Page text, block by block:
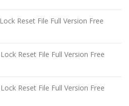
Reset File Full Version Free
Reset File Full Version Free
Reset File Full Version Free